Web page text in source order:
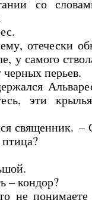
со
отечески
у самого
перьев.
эти
священник. –
– кондор?
понимаете